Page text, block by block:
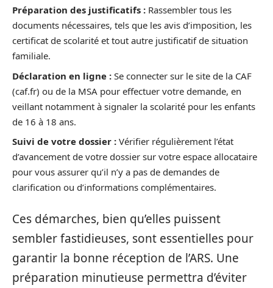
Préparation des justificatifs : Rassembler tous les
documents nécessaires, tels que les avis d’imposition, les
certificat de scolarité et tout autre justificatif de situation
familiale.
Déclaration en ligne : Se connecter sur le site de la CAF
(caf.fr) ou de la MSA pour effectuer votre demande, en
veillant notamment à signaler la scolarité pour les enfants
de 16 à 18 ans.
Suivi de votre dossier : Vérifier régulièrement l’état
d’avancement de votre dossier sur votre espace allocataire
pour vous assurer qu’il n’y a pas de demandes de
clarification ou d’informations complémentaires.
Ces démarches, bien qu’elles puissent
sembler fastidieuses, sont essentielles pour
garantir la bonne réception de l’ARS. Une
préparation minutieuse permettra d’éviter